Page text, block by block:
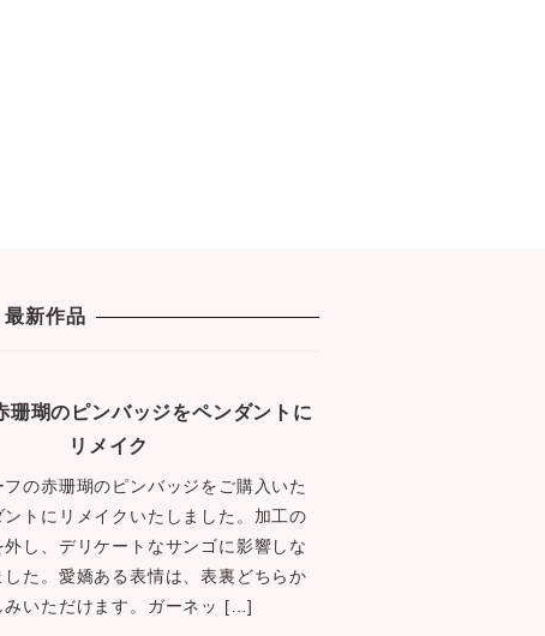
最新作品
珊瑚のピンバッジをペンダントに
リメイク
フの赤珊瑚のピンバッジをご購入いた
ントにリメイクいたしました。加工の
外し、デリケートなサンゴに影響しな
した。愛嬌ある表情は、表裏どちらか
みいただけます。ガーネッ […]